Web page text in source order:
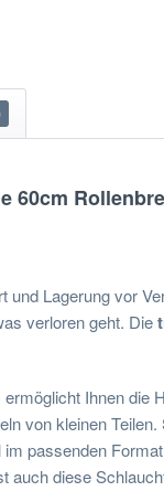
60cm
Lagerung vor
verloren geht. Die
Ihnen die
von kleinen
passenden
auch diese